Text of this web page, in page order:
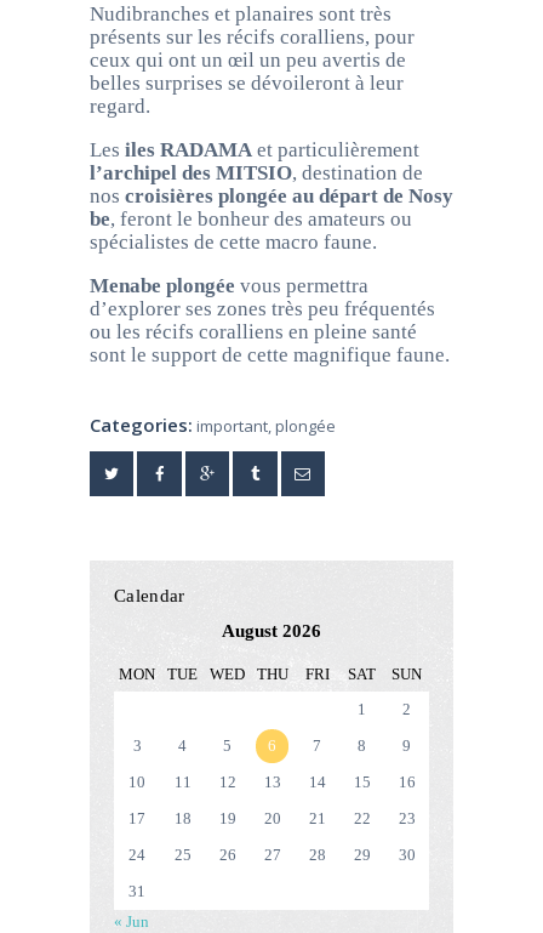
Nudibranches et planaires sont très
présents sur les récifs coralliens, pour
ceux qui ont un œil un peu avertis de
belles surprises se dévoileront à leur
regard.
Les iles RADAMA et particulièrement
l’archipel des MITSIO, destination de
nos croisières plongée au départ de Nosy
be, feront le bonheur des amateurs ou
spécialistes de cette macro faune.
Menabe plongée vous permettra
d’explorer ses zones très peu fréquentés
ou les récifs coralliens en pleine santé
sont le support de cette magnifique faune.
Categories: important,plongée
Calendar
August 2026
MON TUE WED THU FRI SAT
SUN
1
2
3
4 5 6 7 8
9
10
11 12 13 14 15
16
17
18 19 20 21 22
23
24
25 26 27 28 29
30
31
« Jun